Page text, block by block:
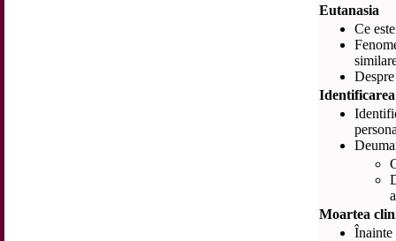
Eutanasia
Ce
Moartea
Înainte